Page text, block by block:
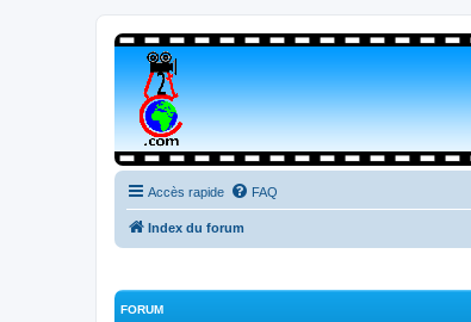
Accès rapide FAQ
Index du forum
FORUM